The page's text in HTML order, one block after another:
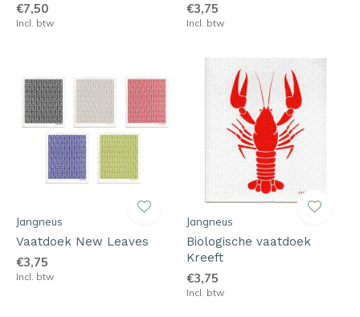
€7,50
Incl. btw
€3,75
Incl. btw
Jangneus
Vaatdoek New Leaves
€3,75
Incl. btw
Jangneus
Biologische vaatdoek
Kreeft
€3,75
Incl. btw